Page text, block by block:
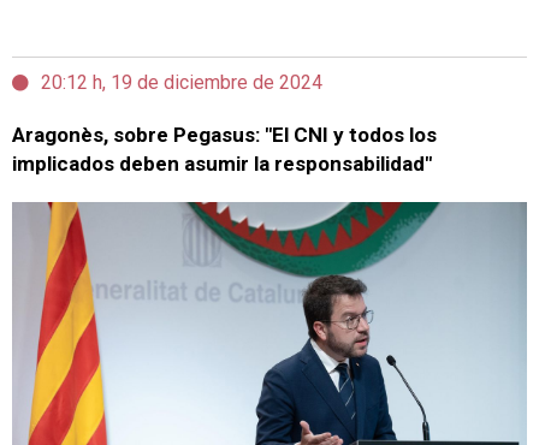
20:12 h, 19 de diciembre de 2024
Aragonès, sobre Pegasus: "El CNI y todos los
implicados deben asumir la responsabilidad"